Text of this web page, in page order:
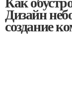
Дизайн
создание